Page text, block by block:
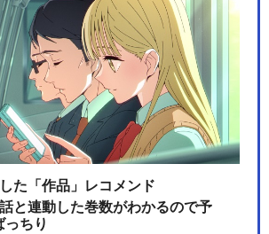
た「作品」レコメンド
と連動した巻数がわかるので予
ちり